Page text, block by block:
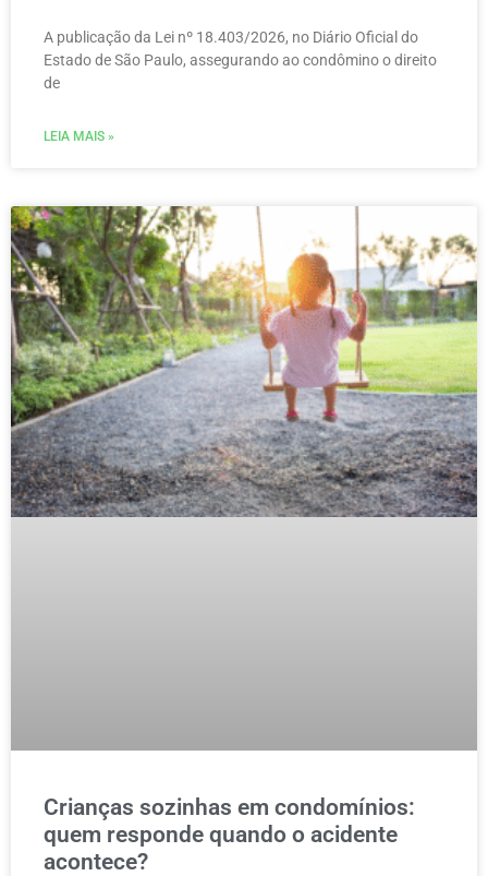
A publicação da Lei nº 18.403/2026, no Diário Oficial do
Estado de São Paulo, assegurando ao condômino o direito
de
LEIA MAIS »
Crianças sozinhas em condomínios:
quem responde quando o acidente
acontece?